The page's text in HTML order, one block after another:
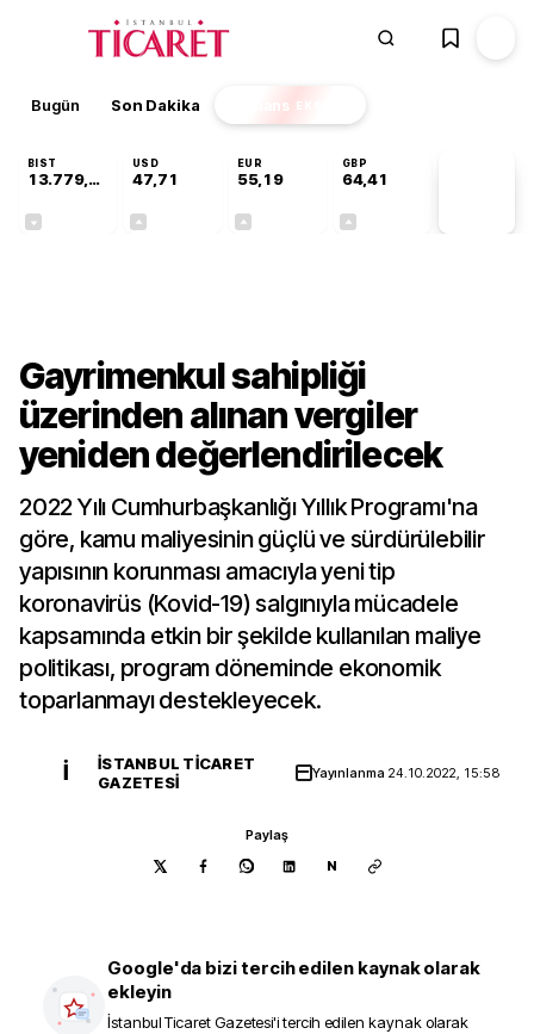
Bugün Son Dakika Finans EKSTRA
BIST
13.779,39
USD
47,71
EUR
55,19
GBP
64,41
Gayrimenkul sahipliği
üzerinden alınan vergiler
yeniden değerlendirilecek
2022 Yılı Cumhurbaşkanlığı Yıllık Programı'na
göre, kamu maliyesinin güçlü ve sürdürülebilir
yapısının korunması amacıyla yeni tip
koronavirüs (Kovid-19) salgınıyla mücadele
kapsamında etkin bir şekilde kullanılan maliye
politikası, program döneminde ekonomik
toparlanmayı destekleyecek.
İ
İSTANBUL TICARET
GAZETESI
Yayınlanma 24.10.2022, 15:58
Paylaş
N
Google'da bizi tercih edilen kaynak olarak
ekleyin
İstanbul Ticaret Gazetesi'i tercih edilen kaynak olarak